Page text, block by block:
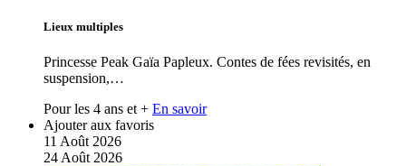
Lieux multiples
Princesse Peak Gaïa Papleux. Contes de fées revisités, en
suspension,…
Pour les 4 ans et + En savoir
Ajouter aux favoris
11 Août 2026
24 Août 2026